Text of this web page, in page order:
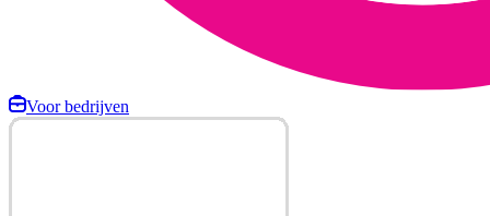
Voor bedrijven